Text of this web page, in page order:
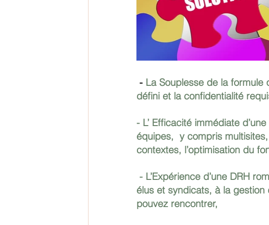
- La Souplesse de la
défini et la confidentialité
- L’ Efficacité immédiate
équipes,  y compris
contextes, l’optimisation du
élus et syndicats, à la
pouvez rencontrer,